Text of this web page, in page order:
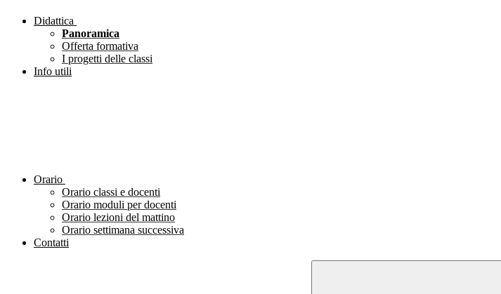
Didattica
Panoramica
Offerta formativa
I progetti delle classi
Info utili
Orario
Orario classi e docenti
Orario moduli per docenti
Orario lezioni del mattino
Orario settimana successiva
Contatti